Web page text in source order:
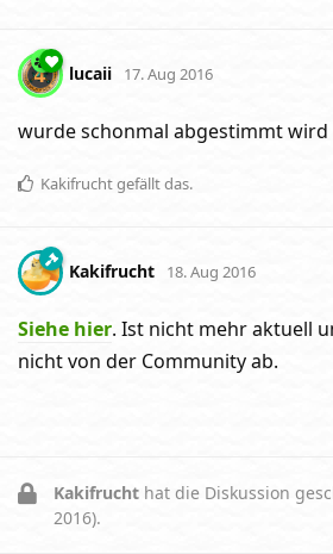
lucaii 17. Aug 2016
wurde schonmal abgestimmt
Kakifruchtgefällt das.
Kakifrucht 18. Aug 2016
Siehe hier. Ist nicht mehr aktuell
nicht von der Community ab.
Kakifrucht hat die Diskussion
2016).